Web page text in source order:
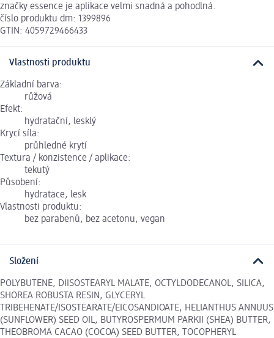
značky essence je aplikace velmi snadná a pohodlná.
číslo produktu dm: 1399896
GTIN: 4059729466433
Vlastnosti produktu
Základní barva:
růžová
Efekt:
hydratační, lesklý
Krycí síla:
průhledné krytí
Textura / konzistence / aplikace:
tekutý
Působení:
hydratace, lesk
Vlastnosti produktu:
bez parabenů, bez acetonu, vegan
Složení
POLYBUTENE, DIISOSTEARYL MALATE, OCTYLDODECANOL, SILICA,
SHOREA ROBUSTA RESIN, GLYCERYL
TRIBEHENATE/ISOSTEARATE/EICOSANDIOATE, HELIANTHUS ANNUUS
(SUNFLOWER) SEED OIL, BUTYROSPERMUM PARKII (SHEA) BUTTER,
THEOBROMA CACAO (COCOA) SEED BUTTER, TOCOPHERYL